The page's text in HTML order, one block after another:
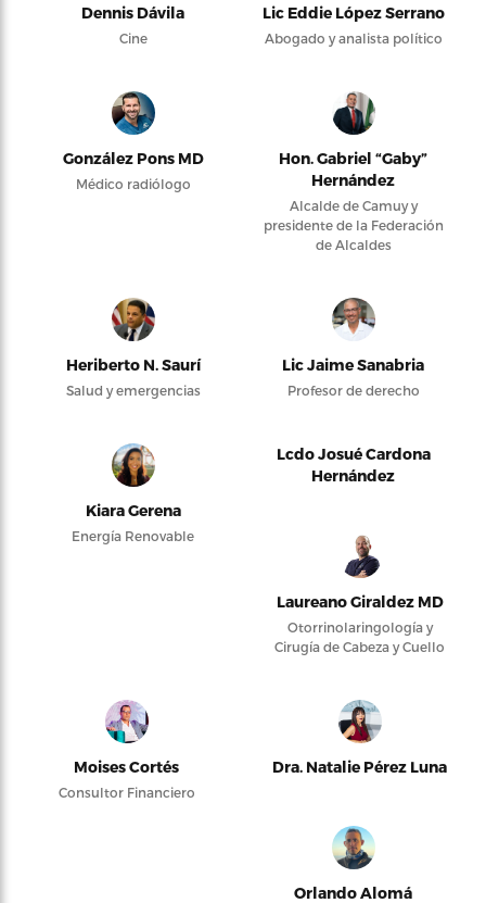
Dennis Dávila
Cine
Lic Eddie López Serrano
Abogado y analista político
González Pons MD
Médico radiólogo
Hon. Gabriel “Gaby”
Hernández
Alcalde de Camuy y
presidente de la Federación
de Alcaldes
Heriberto N. Saurí
Salud y emergencias
Lic Jaime Sanabria
Profesor de derecho
Kiara Gerena
Energía Renovable
Lcdo Josué Cardona
Hernández
Laureano Giraldez MD
Otorrinolaringología y
Cirugía de Cabeza y Cuello
Moises Cortés
Consultor Financiero
Dra. Natalie Pérez Luna
Orlando Alomá